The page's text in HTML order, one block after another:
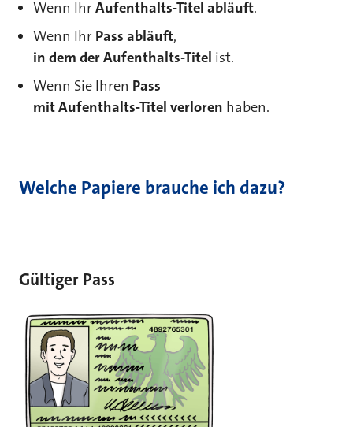
Wenn IhrAufenthalts-Titel abläuft.
Wenn Ihr Pass abläuft,
in dem der Aufenthalts-Titel ist.
Wenn Sie Ihren Pass
mit Aufenthalts-Titel verloren haben.
Welche Papiere brauche ich dazu?
Gültiger Pass